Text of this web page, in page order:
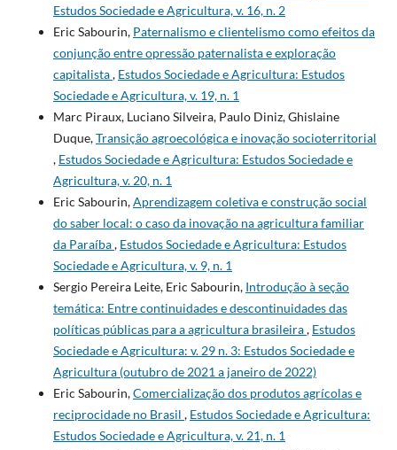
Estudos Sociedade e Agricultura, v. 16, n. 2
Eric Sabourin, Paternalismo e clientelismo como efeitos da
conjunção entre opressão paternalista e exploração
capitalista, Estudos Sociedade e Agricultura: Estudos
Sociedade e Agricultura, v. 19, n. 1
Marc Piraux, Luciano Silveira, Paulo Diniz, Ghislaine
Duque,Transição agroecológica e inovação socioterritorial
, Estudos Sociedade e Agricultura: Estudos Sociedade e
Agricultura, v. 20, n. 1
Eric Sabourin,Aprendizagem coletiva e construção social
do saber local: o caso da inovação na agricultura familiar
da Paraíba, Estudos Sociedade e Agricultura: Estudos
Sociedade e Agricultura, v. 9, n. 1
Sergio Pereira Leite, Eric Sabourin, Introdução à seção
temática: Entre continuidades e descontinuidades das
políticas públicas para a agricultura brasileira, Estudos
Sociedade e Agricultura: v. 29 n. 3: Estudos Sociedade e
Agricultura (outubro de 2021 a janeiro de 2022)
Eric Sabourin,Comercialização dos produtos agrícolas e
reciprocidade no Brasil , Estudos Sociedade e Agricultura:
Estudos Sociedade e Agricultura, v. 21, n. 1